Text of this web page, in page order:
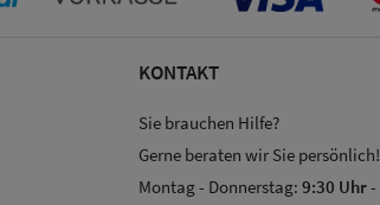
KONTAKT
Sie brauchen Hilfe?
Gerne beraten wir Sie persönlich!
Montag - Donnerstag: 9:30 Uhr-